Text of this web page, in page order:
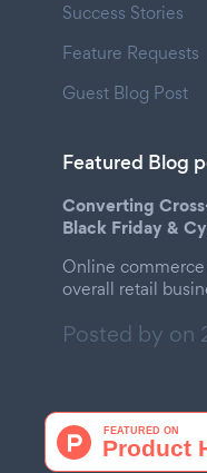
Success Stories
Feature Requests
Guest Blog Post
Featured Blog
Converting
Black Friday &
Online
overall retail
Posted by on